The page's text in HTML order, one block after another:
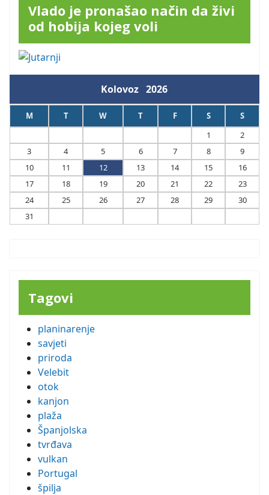
Vlado je pronašao način da živi
od hobija kojeg voli
Kolovoz 2026
M T W T F S
S
1
2
3
4 5 6 7 8
9
10
11 12 13 14 15
16
17
18 19 20 21 22
23
24
25 26 27 28 29
30
31
Tagovi
planinarenje
savjeti
priroda
Velebit
otok
kanjon
plaža
Španjolska
tvrđava
vulkan
Portugal
špilja